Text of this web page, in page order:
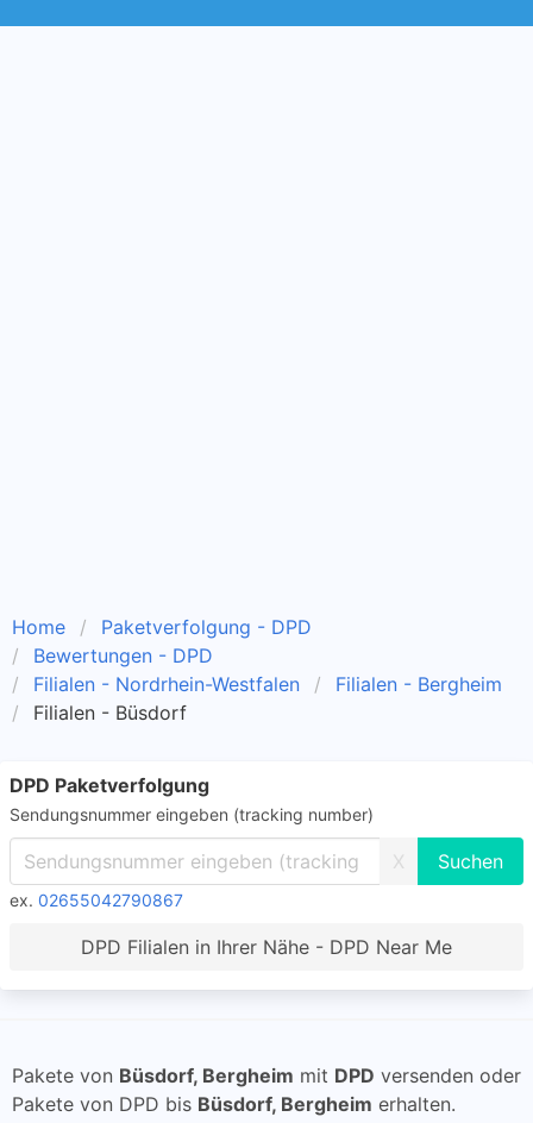
Home
Paketverfolgung - DPD
Bewertungen - DPD
Filialen - Nordrhein-Westfalen
Filialen - Bergheim
Filialen - Büsdorf
DPD Paketverfolgung
Sendungsnummer eingeben (tracking number)
X
ex. 02655042790867
DPD Filialen in Ihrer Nähe - DPD Near Me
Pakete von Büsdorf, Bergheim mit DPD versenden oder
Pakete von DPD bis Büsdorf, Bergheim erhalten.